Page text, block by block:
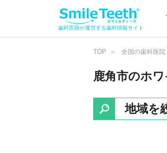
歯科医師が運営する歯科情報サイト
TOP 全国の歯科医院
鹿角市のホ
地域を